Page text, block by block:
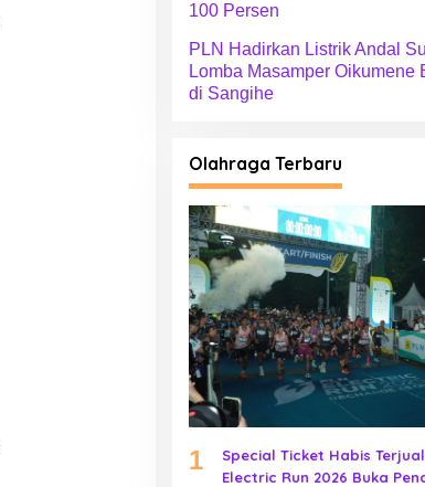
100 Persen
PLN Hadirkan Listrik Andal
Lomba Masamper Oikumene
di Sangihe
Olahraga Terbaru
1
Special Ticket Habis
Electric Run 2026 Buka